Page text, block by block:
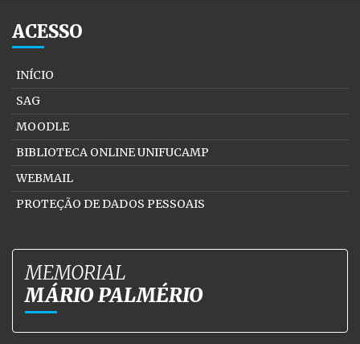
ACESSO
INÍCIO
SAG
MOODLE
BIBLIOTECA ONLINE UNIFUCAMP
WEBMAIL
PROTEÇÃO DE DADOS PESSOAIS
MEMORIAL
MÁRIO PALMÉRIO